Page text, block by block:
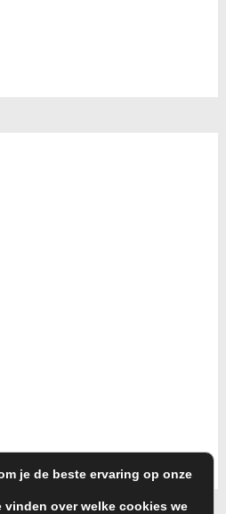
je de beste ervaring op onze
vinden over welke cookies we